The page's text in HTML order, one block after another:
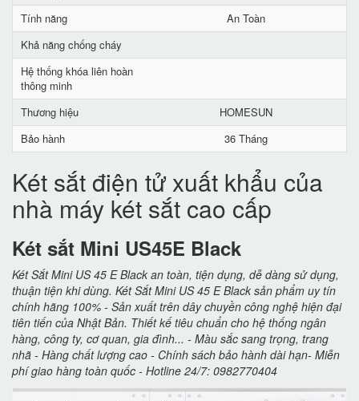
Tính năng
An Toàn
Khả năng chống cháy
Hệ thống khóa liên hoàn
thông minh
Thương hiệu
HOMESUN
Bảo hành
36 Tháng
Két sắt điện tử xuất khẩu của
nhà máy két sắt cao cấp
Két sắt Mini US45E Black
Két Sắt Mini US 45 E Black an toàn, tiện dụng, dễ dàng sử dụng,
thuận tiện khi dùng. Két Sắt Mini US 45 E Black sản phẩm uy tín
chính hãng 100% - Sản xuất trên dây chuyền công nghệ hiện đại
tiên tiến của Nhật Bản. Thiết kế tiêu chuẩn cho hệ thống ngân
hàng, công ty, cơ quan, gia đình... - Màu sắc sang trọng, trang
nhã - Hàng chất lượng cao - Chính sách bảo hành dài hạn- Miễn
phí giao hàng toàn quốc - Hotline 24/7: 0982770404